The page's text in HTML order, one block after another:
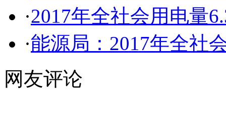
·2017年全社会用电量
·能源局：2017年全社
网友评论